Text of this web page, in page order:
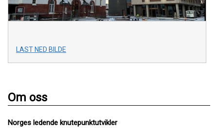
LAST NED BILDE
Om oss
Norges ledende knutepunktutvikler